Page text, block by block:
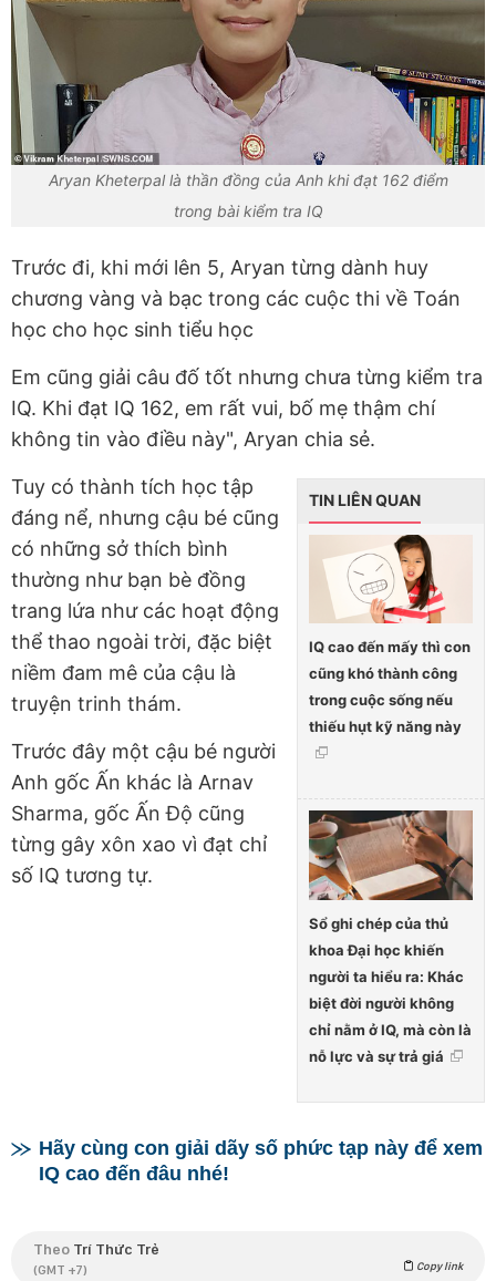
Aryan Kheterpal là thần đồng của Anh khi đạt 162 điểm
trong bài kiểm tra IQ
Trước đi, khi mới lên 5, Aryan từng dành huy
chương vàng và bạc trong các cuộc thi về Toán
học cho học sinh tiểu học
Em cũng giải câu đố tốt nhưng chưa từng kiểm tra
IQ. Khi đạt IQ 162, em rất vui, bố mẹ thậm chí
không tin vào điều này", Aryan chia sẻ.
TIN LIÊN QUAN
IQ cao đến mấy thì con
cũng khó thành công
trong cuộc sống nếu
thiếu hụt kỹ năng này
Sổ ghi chép của thủ
khoa Đại học khiến
người ta hiểu ra: Khác
biệt đời người không
chỉ nằm ở IQ, mà còn là
nỗ lực và sự trả giá
Tuy có thành tích học tập
đáng nể, nhưng cậu bé cũng
có những sở thích bình
thường như bạn bè đồng
trang lứa như các hoạt động
thể thao ngoài trời, đặc biệt
niềm đam mê của cậu là
truyện trinh thám.
Trước đây một cậu bé người
Anh gốc Ấn khác là Arnav
Sharma, gốc Ấn Độ cũng
từng gây xôn xao vì đạt chỉ
số IQ tương tự.
Hãy cùng con giải dãy số phức tạp này để xem
IQ cao đến đâu nhé!
Theo Trí Thức Trẻ
(GMT +7) Copy link